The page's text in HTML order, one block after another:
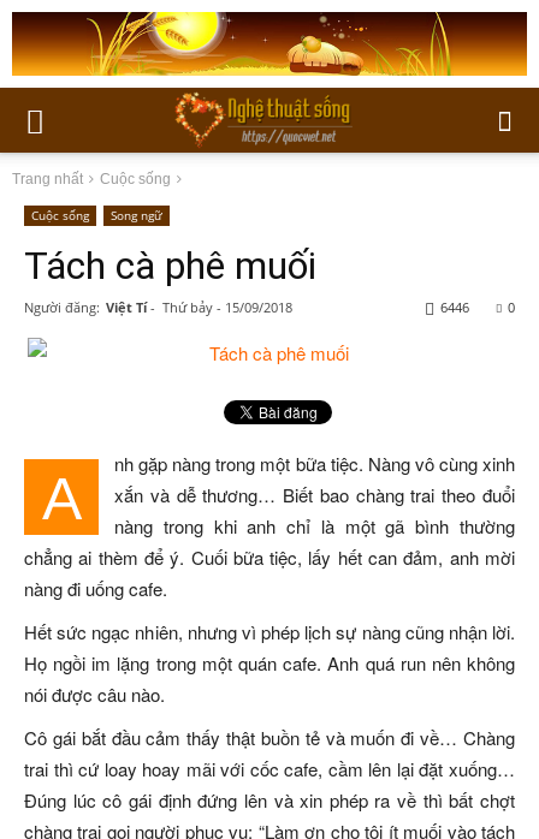
Trang nhất Cuộc sống
Cuộc sống Song ngữ
Tách cà phê muối
Người đăng: Việt Tí - Thứ bảy - 15/09/2018 0
6446
A
nh gặp nàng trong một bữa tiệc. Nàng vô cùng xinh
xắn và dễ thương… Biết bao chàng trai theo đuổi
nàng trong khi anh chỉ là một gã bình thường
chẳng ai thèm để ý. Cuối bữa tiệc, lấy hết can đảm, anh mời
nàng đi uống cafe.
Hết sức ngạc nhiên, nhưng vì phép lịch sự nàng cũng nhận lời.
Họ ngồi im lặng trong một quán cafe. Anh quá run nên không
nói được câu nào.
Cô gái bắt đầu cảm thấy thật buồn tẻ và muốn đi về… Chàng
trai thì cứ loay hoay mãi với cốc cafe, cầm lên lại đặt xuống…
Đúng lúc cô gái định đứng lên và xin phép ra về thì bất chợt
chàng trai gọi người phục vụ: “Làm ơn cho tôi ít muối vào tách